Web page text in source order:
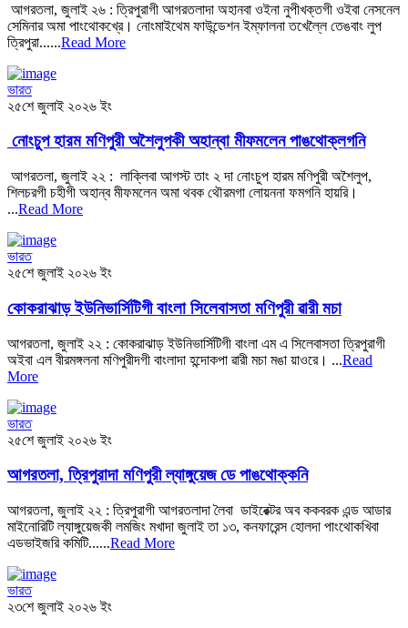
আগরতলা, জুলাই ২৬ : ত্রিপুরাগী আগরতলাদা অহানবা ওইনা নুপীখক্তগী ওইবা নেসনেল
সেমিনার অমা পাংথোকখ্রে। নোংমাইথেম ফাউন্ডেশন ইম্ফালনা তখেল্লৈ তেঙবাং লুপ
ত্রিপুরা......Read More
ভারত
২৫শে জুলাই ২০২৬ ইং
নোংচুপ হারম মণিপুরী অশৈলুপকী অহান্বা মীফমলেন পাঙথোক্লগনি
আগরতলা, জুলাই ২২ : লাক্লিবা আগস্ট তাং ২ দা নোংচুপ হারম মণিপুরী অশৈলুপ,
শিলচরগী চহীগী অহান্ব মীফমলেন অমা থবক থৌরমগা লোয়ননা ফমগনি হায়রি।
...Read More
ভারত
২৫শে জুলাই ২০২৬ ইং
কোকরাঝাড় ইউনিভার্সিটিগী বাংলা সিলেবাসতা মণিপুরী ৱারী মচা
আগরতলা, জুলাই ২২ : কোকরাঝাড় ইউনিভার্সিটিগী বাংলা এম এ সিলেবাসতা ত্রিপুরাগী
অইবা এল বীরমঙ্গলনা মণিপুরীদগী বাংলাদা হন্দোকপা ৱারী মচা মঙা য়াওরে। ...Read
More
ভারত
২৫শে জুলাই ২০২৬ ইং
আগরতলা, ত্রিপুরাদা মণিপুরী ল্যাঙ্গুয়েজ ডে পাঙথোক্কনি
আগরতলা, জুলাই ২২ : ত্রিপুরাগী আগরতলাদা লৈবা ডাইরেক্টর অব ককবরক এন্ড আডার
মাইনোরিটি ল্যাঙ্গুয়েজকী লমজিং মখাদা জুলাই তা ১৩, কনফারেন্স হোলদা পাংথোকখিবা
এডভাইজরি কমিটি......Read More
ভারত
২৩শে জুলাই ২০২৬ ইং